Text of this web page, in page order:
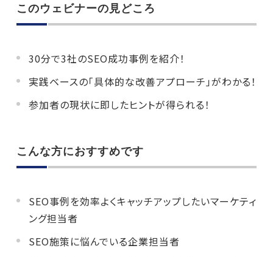
このウェビナーの見どころ
30分で3社のSEO成功事例を紹介！
実践ベースの「具体的な改善アプローチ」がわかる！
参加者の現状に即したヒントが得られる！
こんな方におすすめです
SEO事例を効率よくキャッチアップしたいマーケティ
ング担当者
SEO施策に悩んでいる企業担当者